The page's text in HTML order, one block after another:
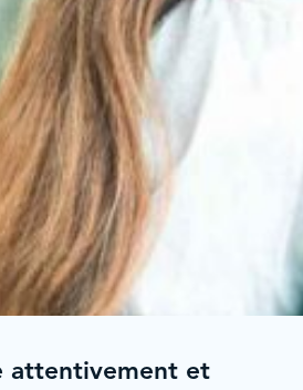
attentivement et